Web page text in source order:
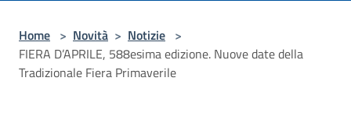
Home > Novità > Notizie >
FIERA D’APRILE, 588esima edizione. Nuove date della
Tradizionale Fiera Primaverile